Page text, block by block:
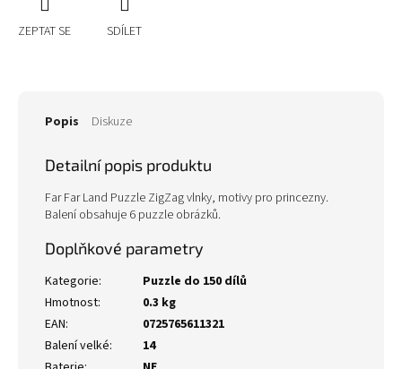
ZEPTAT SE SDÍLET
Popis Diskuze
Detailní popis produktu
Far Far Land Puzzle ZigZag vlnky, motivy pro princezny.
Balení obsahuje 6 puzzle obrázků.
Doplňkové parametry
Kategorie:
Puzzle do 150 dílů
Hmotnost:
0.3 kg
EAN:
0725765611321
Balení velké:
14